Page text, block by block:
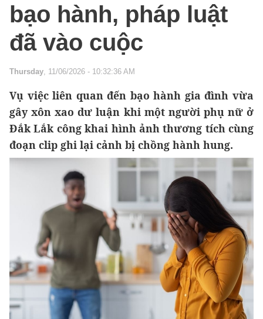
bạo hành, pháp luật
đã vào cuộc
Thursday, 11/06/2026 - 10:32:36 AM
Vụ việc liên quan đến bạo hành gia đình vừa
gây xôn xao dư luận khi một người phụ nữ ở
Đắk Lắk công khai hình ảnh thương tích cùng
đoạn clip ghi lại cảnh bị chồng hành hung.